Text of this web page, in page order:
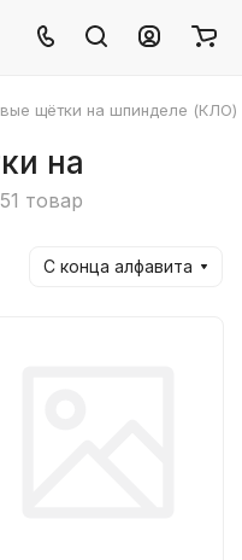
щётки на шпинделе (КЛО)
на
51 товар
С конца алфавита